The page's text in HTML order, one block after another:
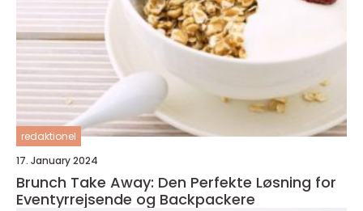
redaktionel
17. January 2024
Brunch Take Away: Den Perfekte Løsning for
Eventyrrejsende og Backpackere